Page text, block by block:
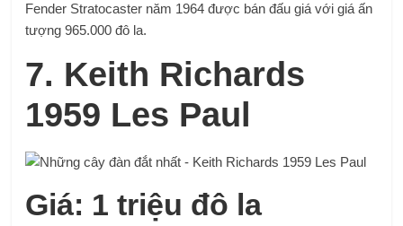
Fender Stratocaster năm 1964 được bán đấu giá với giá ấn
tượng 965.000 đô la.
7. Keith Richards
1959 Les Paul
Giá: 1 triệu đô la